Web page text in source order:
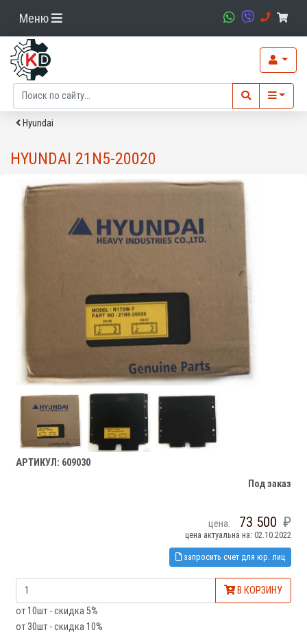
Меню
Hyundai
HYUNDAI 21N5-20020
АРТИКУЛ: 609030
Под заказ
цена: 73 500
цена актуальна на: 02.10.2022
запросить счет для юр. лиц
В КОРЗИНУ
от 10шт - скидка 5%
от 30шт - скидка 10%